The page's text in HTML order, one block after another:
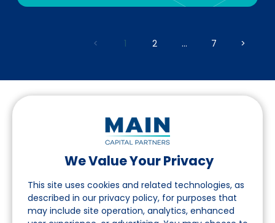
We Value Your Privacy
This site uses cookies and related technologies, as
described in our privacy policy, for purposes that
may include site operation, analytics, enhanced
< 1 2 ... 7 >
Folgen Sie uns auf LinkedIn
Seite